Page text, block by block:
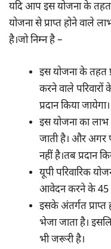
यदि आप इस योजना के
योजना से प्राप्त होने वाले
है।जो निम्न है –
इस योजना के तहत
करने वाले
प्रदान किया जायेगा।
इस योजना का लाभ
जाती है। और अगर
नहीं है।तब प्रदान
यूपी परिवारिक
आवेदन करने के 45
इसके अंतर्गत
भेजा जाता है।
भी जरूरी है।